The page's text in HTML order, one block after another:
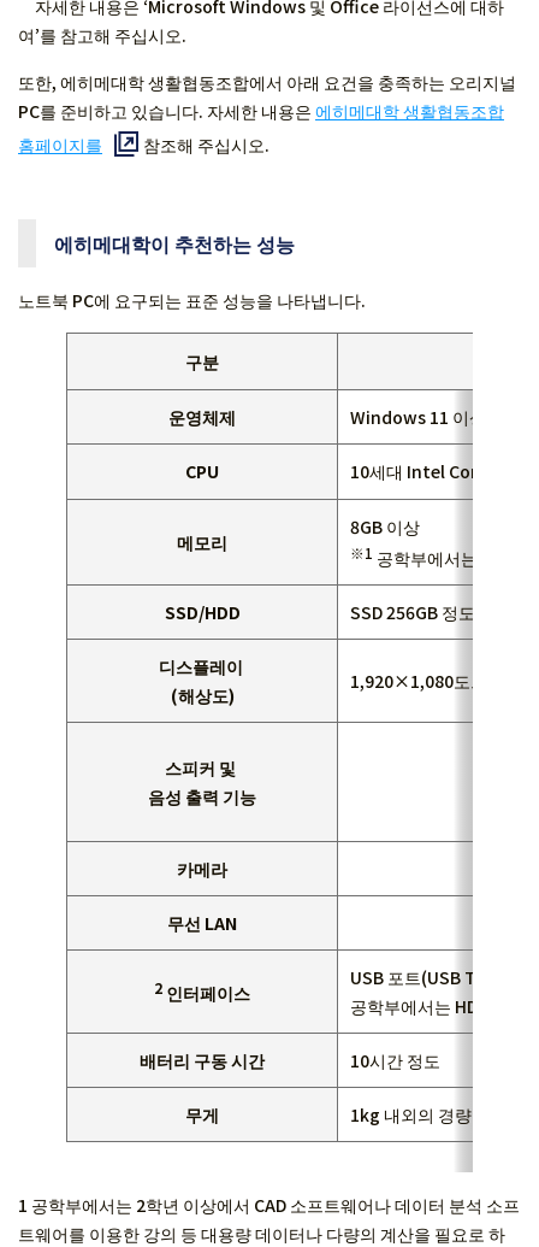
자세한 내용은 ‘Microsoft Windows 및 Office 라이선스에 대하
여’를 참고해 주십시오.
또한, 에히메대학 생활협동조합에서 아래 요건을 충족하는 오리지널
PC를 준비하고 있습니다. 자세한 내용은 에히메대학 생활협동조합
홈페이지를
참조해 주십시오.
에히메대학이 추천하는 성능
노트북 PC에 요구되는 표준 성능을 나타냅니다.
구분
운영체제 Windows 11 이상
CPU 10세대 Intel Core i5 이
메모리
8GB 이상
※1 공학부에서는 16GB
SSD/HDD SSD 256GB 정도
디스플레이
(해상도)
1,920×1,080도트 정도
스피커 및
음성 출력 기능
카메라
무선 LAN
2 인터페이스
USB 포트(USB Type A
공학부에서는 HDMI 포
배터리 구동 시간 10시간 정도
무게 1kg 내외의 경량 제품
1 공학부에서는 2학년 이상에서 CAD 소프트웨어나 데이터 분석 소프
트웨어를 이용한 강의 등 대용량 데이터나 다량의 계산을 필요로 하